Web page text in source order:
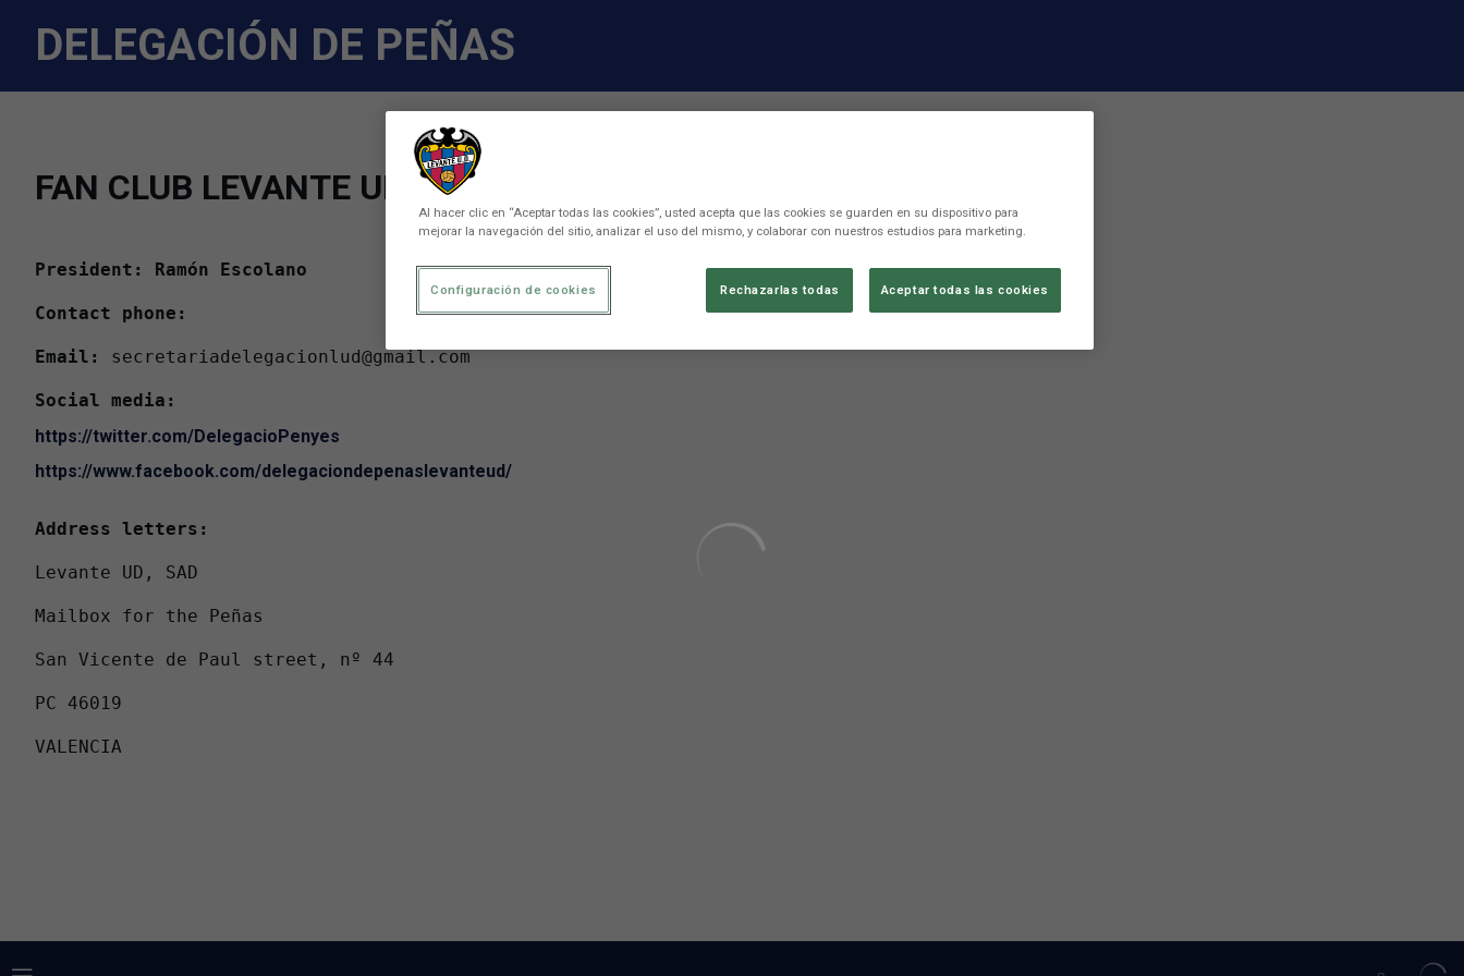
DELEGACIÓN DE PEÑAS
FAN CLUB LEVANTE UD
President: Ramón Escolano
Contact phone:
Email: secretariadelegacionlud@gmail.com
Social media:
https://twitter.com/DelegacioPenyes
https://www.facebook.com/delegaciondepenaslevanteud/
Address letters:
Levante UD, SAD
Mailbox for the Peñas
San Vicente de Paul street, nº 44
PC 46019
VALENCIA
Al hacer clic en “Aceptar todas las cookies”, usted acepta que las cookies se guarden en su dispositivo para
mejorar la navegación del sitio, analizar el uso del mismo, y colaborar con nuestros estudios para marketing.
Rechazarlas todas Aceptar todas las cookies
Configuración de cookies